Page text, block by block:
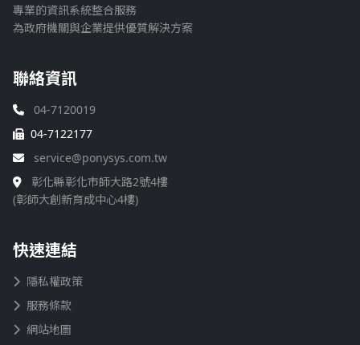
專業的資訊系統整合服務
為政府機關與企業提供優質解決方案
聯絡資訊
04-7120019
04-7122177
service@ponysys.com.tw
彰化縣彰化市師大路2號4樓
(彰師大創新育成中心4樓)
快速連結
隱私權政策
服務條款
網站地圖